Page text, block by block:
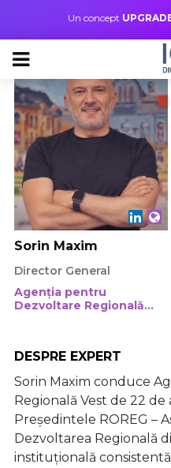
Un concept
Sorin Maxim
Director General
Agenția pentru
Dezvoltare Regională
DESPRE EXPERT
Sorin Maxim conduce
Regională Vest de 22 de
Președintele ROREG –
Dezvoltarea Regională
instituțională